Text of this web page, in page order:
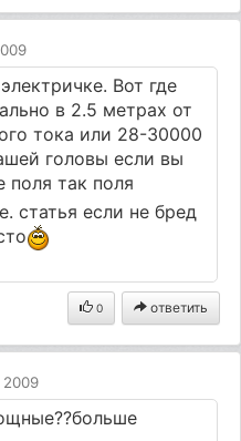
Вот где
в 2.5 метрах от
тока или 28-30000
головы если вы
поля так поля
статья если не бред
0 ответить
2009